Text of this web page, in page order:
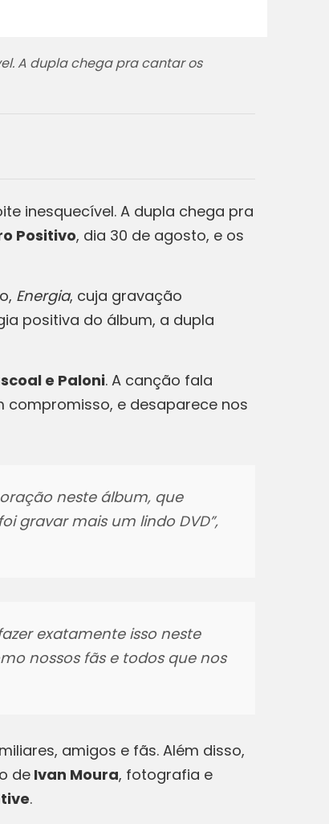
A dupla chega pra cantar os
inesquecível. A dupla chega pra
Positivo, dia 30 de agosto, e os
Energia, cuja gravação
positiva do álbum, a dupla
e Paloni. A canção fala
e desaparece nos
neste álbum, que
gravar mais um lindo DVD”,
exatamente isso neste
nossos fãs e todos que nos
amigos e fãs. Além disso,
deIvan Moura, fotografia e
.